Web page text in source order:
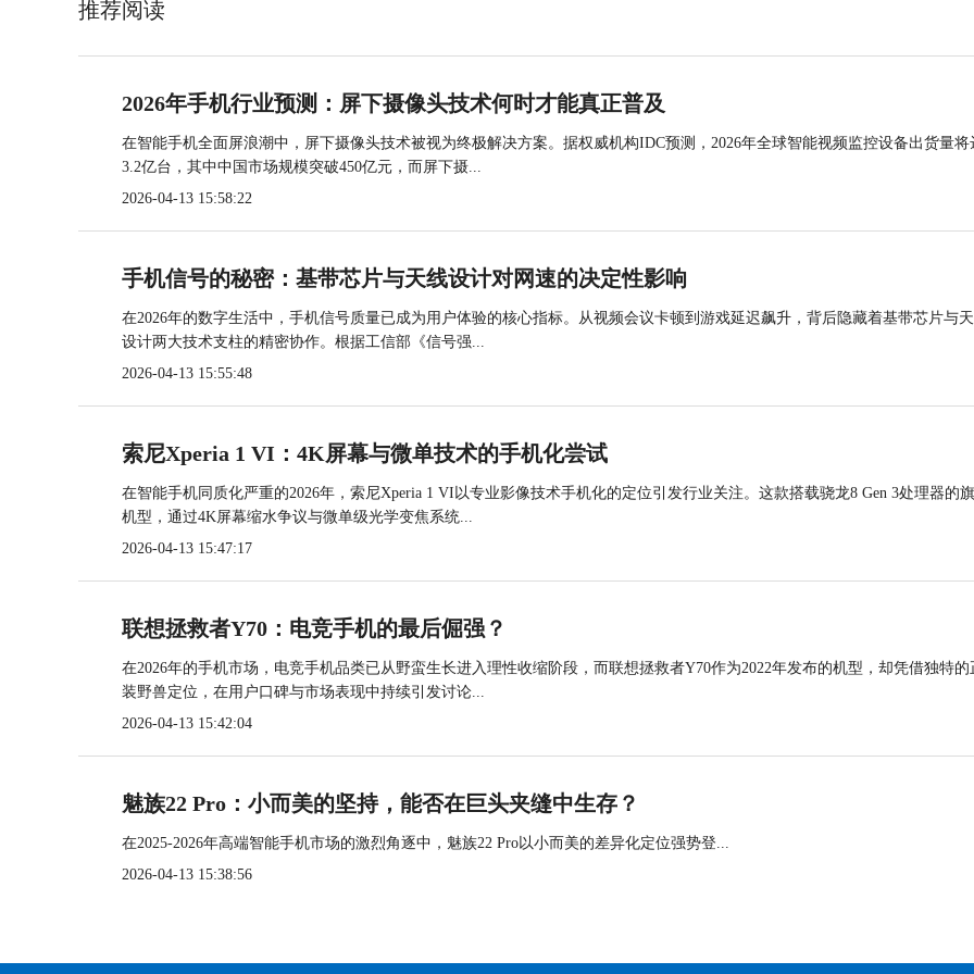
推荐阅读
2026年手机行业预测：屏下摄像头技术何时才能真正普及
在智能手机全面屏浪潮中，屏下摄像头技术被视为终极解决方案。据权威机构IDC预测，2026年全球智能视频监控设备出货量将
3.2亿台，其中中国市场规模突破450亿元，而屏下摄...
2026-04-13 15:58:22
手机信号的秘密：基带芯片与天线设计对网速的决定性影响
在2026年的数字生活中，手机信号质量已成为用户体验的核心指标。从视频会议卡顿到游戏延迟飙升，背后隐藏着基带芯片与
设计两大技术支柱的精密协作。根据工信部《信号强...
2026-04-13 15:55:48
索尼Xperia 1 VI：4K屏幕与微单技术的手机化尝试
在智能手机同质化严重的2026年，索尼Xperia 1 VI以专业影像技术手机化的定位引发行业关注。这款搭载骁龙8 Gen 3处理器的
机型，通过4K屏幕缩水争议与微单级光学变焦系统...
2026-04-13 15:47:17
联想拯救者Y70：电竞手机的最后倔强？
在2026年的手机市场，电竞手机品类已从野蛮生长进入理性收缩阶段，而联想拯救者Y70作为2022年发布的机型，却凭借独特的
装野兽定位，在用户口碑与市场表现中持续引发讨论...
2026-04-13 15:42:04
魅族22 Pro：小而美的坚持，能否在巨头夹缝中生存？
在2025-2026年高端智能手机市场的激烈角逐中，魅族22 Pro以小而美的差异化定位强势登...
2026-04-13 15:38:56